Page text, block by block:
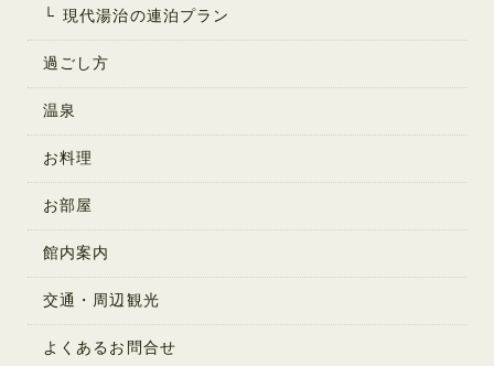
ます。
・パンフレット、ダイレクトメール等の当ホテルからのご案
内やご連絡をするため。
・お客様からのお問合せがあった際、関連する内容を照会
し、お答えするため。
お客様がご宿泊時に記入していただく個人情報及び、当ウェ
ブサイトのサービスを利用されるときにご提供いただく個人
務に携わるスタッフが責任をもって取り扱い、漏洩、改ざ
ん、不正使用から保護すべく厳重に管理しております。
また、これらの管理者や業務スタッフが、お客様の個人情報
現代湯治の連泊プラン
過ごし方
温泉
お料理
お部屋
館内案内
交通・周辺観光
よくあるお問合せ